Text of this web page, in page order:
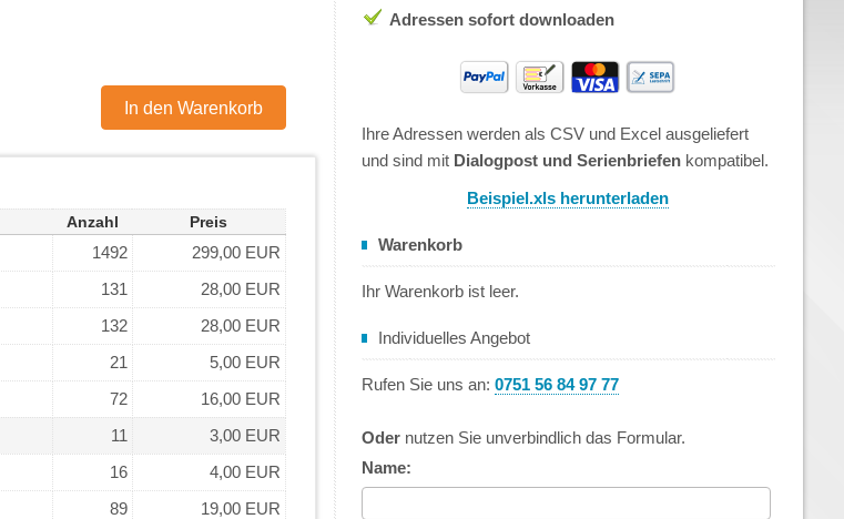
Anzahl Preis
1492
299,00 EUR
131
28,00 EUR
132
28,00 EUR
21
5,00 EUR
72
16,00 EUR
11
3,00 EUR
16
4,00 EUR
89
19,00 EUR
Adressen sofort downloaden
Ihre Adressen werden als CSV und Excel ausgeliefert
und sind mit Dialogpost und Serienbriefenkompatibel.
Beispiel.xls herunterladen
Warenkorb
Ihr Warenkorb ist leer.
Individuelles Angebot
Rufen Sie uns an: 0751 56 84 97 77
Odernutzen Sie unverbindlich das Formular.
Name: